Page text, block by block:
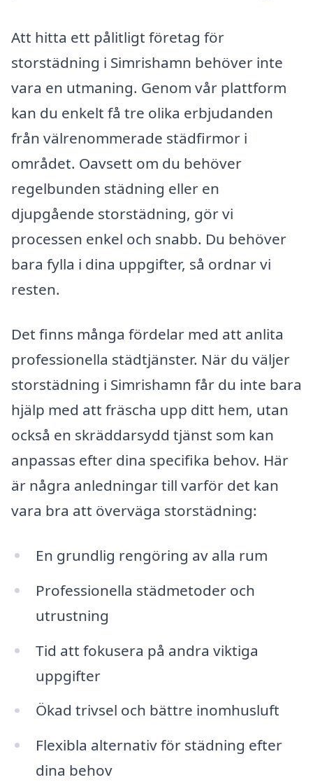
Att hitta ett pålitligt företag för
storstädning i Simrishamn behöver inte
vara en utmaning. Genom vår plattform
kan du enkelt få tre olika erbjudanden
från välrenommerade städfirmor i
området. Oavsett om du behöver
regelbunden städning eller en
djupgående storstädning, gör vi
processen enkel och snabb. Du behöver
bara fylla i dina uppgifter, så ordnar vi
resten.
Det finns många fördelar med att anlita
professionella städtjänster. När du väljer
storstädning i Simrishamn får du inte bara
hjälp med att fräscha upp ditt hem, utan
också en skräddarsydd tjänst som kan
anpassas efter dina specifika behov. Här
är några anledningar till varför det kan
vara bra att överväga storstädning:
En grundlig rengöring av alla rum
Professionella städmetoder och
utrustning
Tid att fokusera på andra viktiga
uppgifter
Ökad trivsel och bättre inomhusluft
Flexibla alternativ för städning efter
dina behov